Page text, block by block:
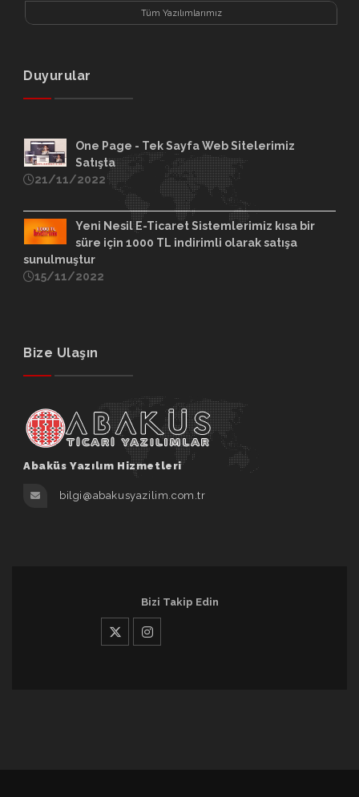
Tüm Yazılımlarımız
Duyurular
One Page - Tek Sayfa Web Sitelerimiz
Satışta
21/11/2022
Yeni Nesil E-Ticaret Sistemlerimiz kısa bir
süre için 1000 TL indirimli olarak satışa
sunulmuştur
15/11/2022
Bize Ulaşın
Abaküs Yazılım Hizmetleri
bilgi@abakusyazilim.com.tr
Bizi Takip Edin